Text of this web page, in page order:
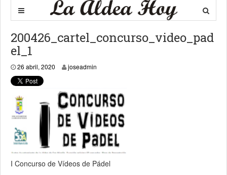
200426_cartel_concurso_video_pad
el_1
26 abril, 2020 26 abril, 2020
joseadmin
I Concurso de Vídeos de Pádel